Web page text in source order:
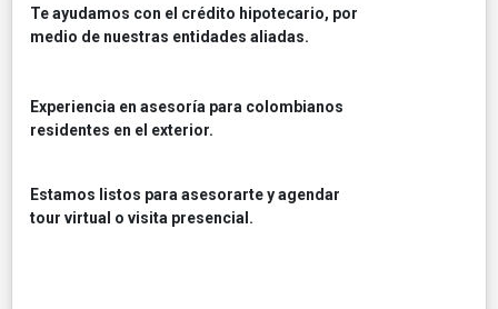
Te ayudamos con el crédito hipotecario, por
medio de nuestras entidades aliadas.
Experiencia en asesoría para colombianos
residentes en el exterior.
Estamos listos para asesorarte y agendar
tour virtual o visita presencial.